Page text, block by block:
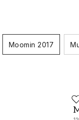
Moomin 2017